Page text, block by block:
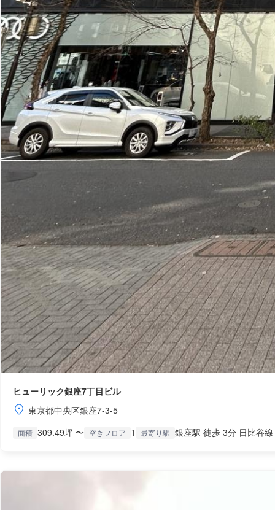
ヒューリック銀座7丁目ビル
東京都中央区銀座7-3-5
面積 309.49坪 〜 空きフロア 1 最寄り駅 銀座駅 徒歩 3分 日比谷